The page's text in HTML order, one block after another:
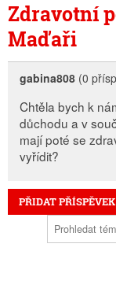
Zdravotní
Maďaři
gabina808 (0
Chtěla bych k
důchodu a v
mají poté se
vyřídit?
PŘIDAT PŘÍSPĚVEK